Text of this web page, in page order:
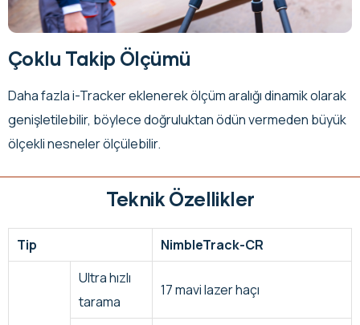
Çoklu Takip Ölçümü
Daha fazla i-Tracker eklenerek ölçüm aralığı dinamik olarak
genişletilebilir, böylece doğruluktan ödün vermeden büyük
ölçekli nesneler ölçülebilir.
Teknik Özellikler
Tip NimbleTrack-CR
Ultra hızlı
tarama
17 mavi lazer haçı